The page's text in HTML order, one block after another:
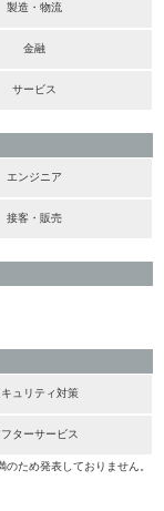
製造・物流
金融
サービス
エンジニア
接客・販売
ュリティ対策
フターサービス
ため発表しておりません。